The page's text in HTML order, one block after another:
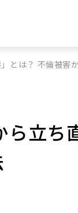
」とは？ 不倫被
ら立ち